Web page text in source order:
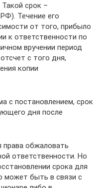
срок –
Течение его
от того, прибыло
к ответственности по
вручении период
с того дня,
копии
с постановлением, срок
дня после
права обжаловать
ответственности. Но
срока для
может быть в связи с